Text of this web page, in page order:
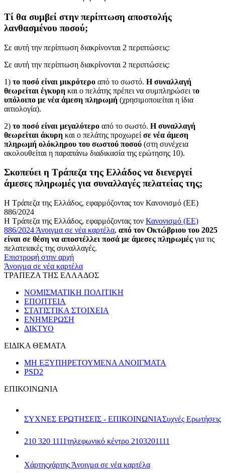
Τί θα συμβεί στην περίπτωση αποστολής
λανθασμένου ποσού;
Σε αυτή την περίπτωση διακρίνονται 2 περιπτώσεις:
Σε αυτή την περίπτωση διακρίνονται 2 περιπτώσεις:
1) το ποσό είναι μικρότερο από το σωστό. Η συναλλαγή
θεωρείται έγκυρη και ο πελάτης πρέπει να συμπληρώσει το
υπόλοιπο με νέα άμεση πληρωμή (χρησιμοποιείται η ίδια
αιτιολογία).
2) το ποσό είναι μεγαλύτερο από το σωστό. Η συναλλαγή
θεωρείται άκυρη και ο πελάτης προχωρεί σε νέα άμεση
πληρωμή ολόκληρου του σωστού ποσού (στη συνέχεια
ακολουθείται η παραπάνω διαδικασία της ερώτησης 10).
Σκοπεύει η Τράπεζα της Ελλάδος να διενεργεί
άμεσες πληρωμές για συναλλαγές πελατείας της;
Η Τράπεζα της Ελλάδος, εφαρμόζοντας τον Κανονισμό (ΕΕ)
886/2024
Η Τράπεζα της Ελλάδος, εφαρμόζοντας τον Κανονισμό (ΕΕ)
886/2024 Άνοιγμα σε νέα καρτέλα, από τον Οκτώβριου του 2025
είναι σε θέση να αποστέλλει ποσά με άμεσες πληρωμές για τις
πελατειακές της συναλλαγές.
Επιστροφή στην αρχή
Άνοιγμα σε νέα καρτέλα
ΤΡΑΠΕΖΑ ΤΗΣ ΕΛΛΑΔΟΣ
ΝΟΜΙΣΜΑΤΙΚΗ ΠΟΛΙΤΙΚΗ
ΕΠΟΠΤΕΙΑ
ΣΤΑΤΙΣΤΙΚΑ ΣΤΟΙΧΕΙΑ
ΕΝΗΜΕΡΩΣΗ
ΔΙΚΤΥΟ
ΕΙΔΙΚΑ ΘΕΜΑΤΑ
ΜΗ ΕΞΥΠΗΡΕΤΟΥΜΕΝΑ ΑΝΟΙΓΜΑΤΑ
PSD2
ΕΠΙΚΟΙΝΩΝΙΑ
ΣΥΧΝΕΣ ΕΡΩΤΗΣΕΙΣ - ΕΠΙΚΟΙΝΩΝΙΑΣυχνές Ερωτήσεις
210 320 1111τηλεφωνικό κέντρο 2103201111
Χάρτηςχάρτης Άνοιγμα σε νέα καρτέλα